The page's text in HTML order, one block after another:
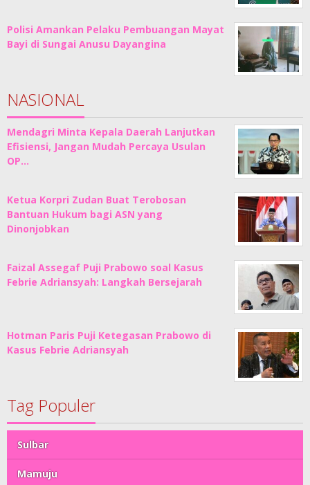
Polisi Amankan Pelaku Pembuangan Mayat
Bayi di Sungai Anusu Dayangina
NASIONAL
Mendagri Minta Kepala Daerah Lanjutkan
Efisiensi, Jangan Mudah Percaya Usulan
OP…
Ketua Korpri Zudan Buat Terobosan
Bantuan Hukum bagi ASN yang
Dinonjobkan
Faizal Assegaf Puji Prabowo soal Kasus
Febrie Adriansyah: Langkah Bersejarah
Hotman Paris Puji Ketegasan Prabowo di
Kasus Febrie Adriansyah
Tag Populer
Sulbar
Mamuju